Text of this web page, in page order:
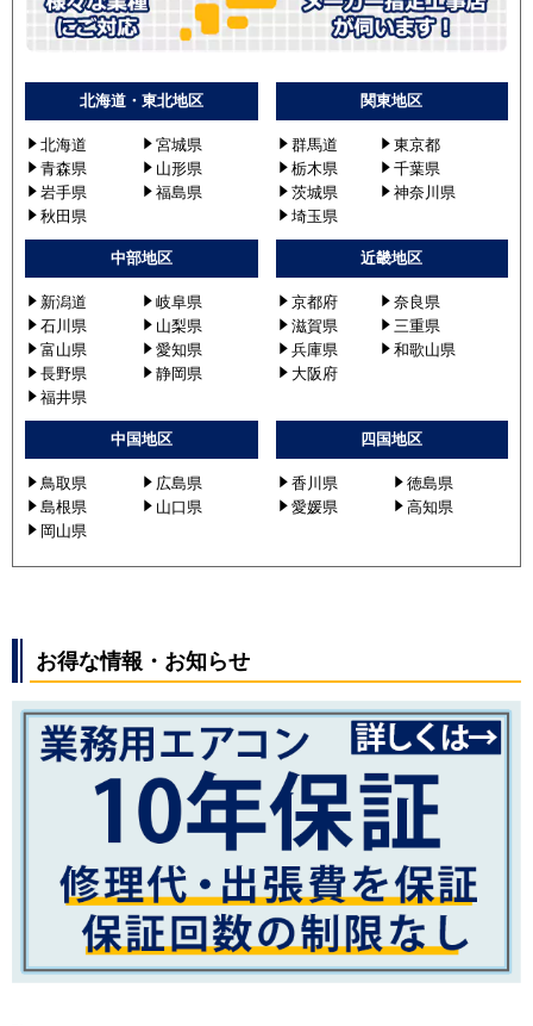
北海道・東北地区
北海道
宮城県
青森県
山形県
岩手県
福島県
秋田県
関東地区
群馬道
東京都
栃木県
千葉県
茨城県
神奈川県
埼玉県
中部地区
新潟道
岐阜県
石川県
山梨県
富山県
愛知県
長野県
静岡県
福井県
近畿地区
京都府
奈良県
滋賀県
三重県
兵庫県
和歌山県
大阪府
中国地区
鳥取県
広島県
島根県
山口県
岡山県
四国地区
香川県
徳島県
愛媛県
高知県
お得な情報・お知らせ